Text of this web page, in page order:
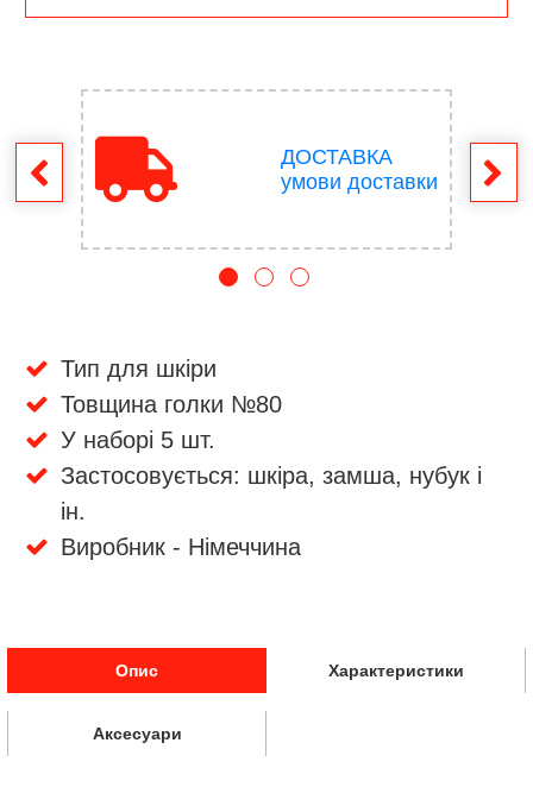
ДОСТАВКА
умови доставки
Тип для шкіри
Товщина голки №80
У наборі 5 шт.
Застосовується: шкіра, замша, нубук і
ін.
Виробник - Німеччина
Опис Характеристики
Аксесуари